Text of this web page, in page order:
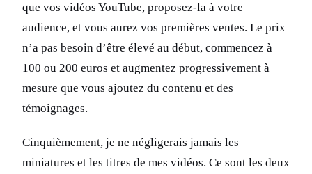
que vos vidéos YouTube, proposez-la à votre
audience, et vous aurez vos premières ventes. Le prix
n’a pas besoin d’être élevé au début, commencez à
100 ou 200 euros et augmentez progressivement à
mesure que vous ajoutez du contenu et des
témoignages.
Cinquièmement, je ne négligerais jamais les
miniatures et les titres de mes vidéos. Ce sont les deux